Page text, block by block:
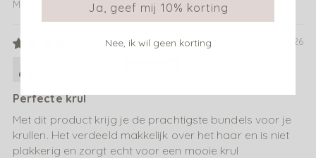
Sort by
04/05/2026
Perfecte krul
Met dit product krijg je de prachtigste bundels voor je
krullen. Het verdeeld makkelijk over het haar en is niet
plakkerig en zorgt echt voor een mooie krul
Ja, geef mij 10% korting
Nee, ik wil geen korting